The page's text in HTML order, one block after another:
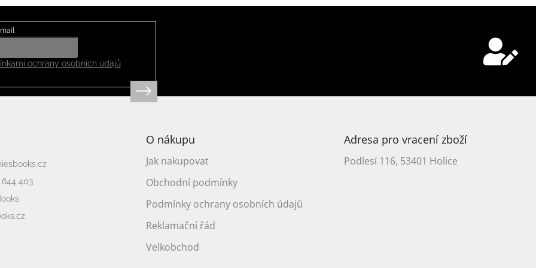
ochrany osobních údajů
644 403
O nákupu
Jak nakupovat
Obchodní podmínky
Podmínky ochrany osobních údajů
Reklamační řád
Velkobchod
Adresa pro vracení zboží
Podlesí 116, 53401 Holice